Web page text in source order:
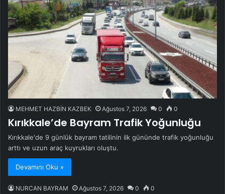
MEHMET HAZBİN KAZBEK Ağustos 7, 2026 0 0
Kırıkkale’de Bayram Trafik Yoğunluğu
Kırıkkale'de 9 günlük bayram tatilinin ilk gününde trafik yoğunluğu
arttı ve uzun araç kuyrukları oluştu.
Devamını Oku »
NURCAN BAYRAM Ağustos 7, 2026 0 0